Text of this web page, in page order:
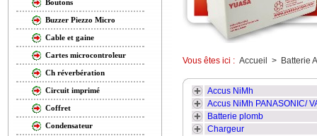
Boutons
Buzzer Piezzo Micro
Cable et gaine
Cartes microcontroleur
Ch réverbération
Circuit imprimé
Coffret
Condensateur
Vous êtes ici : Accueil > Batterie
Accus NiMh
Accus NiMh PANASONIC/
Batterie plomb
Chargeur